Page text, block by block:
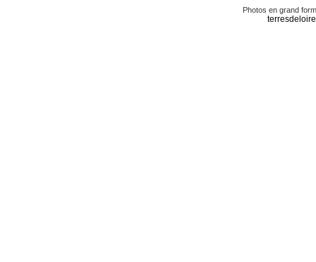
Photos en grand